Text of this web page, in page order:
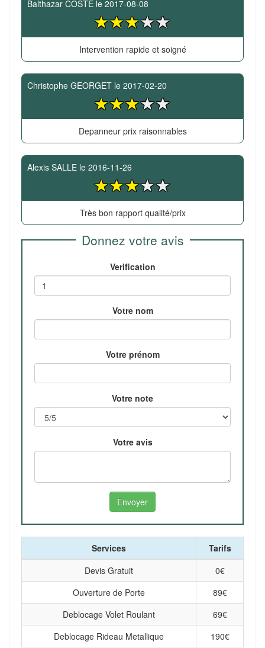
Balthazar COSTE le 2017-08-08
Intervention rapide et soigné
Christophe GEORGET le 2017-02-20
Depanneur prix raisonnables
Alexis SALLE le 2016-11-26
Très bon rapport qualité/prix
Donnez votre avis
Verification
Votre nom
Votre prénom
Votre note
Votre avis
Services
Tarifs
Devis Gratuit
0€
Ouverture de Porte
89€
Deblocage Volet Roulant
69€
Deblocage Rideau Metallique
190€